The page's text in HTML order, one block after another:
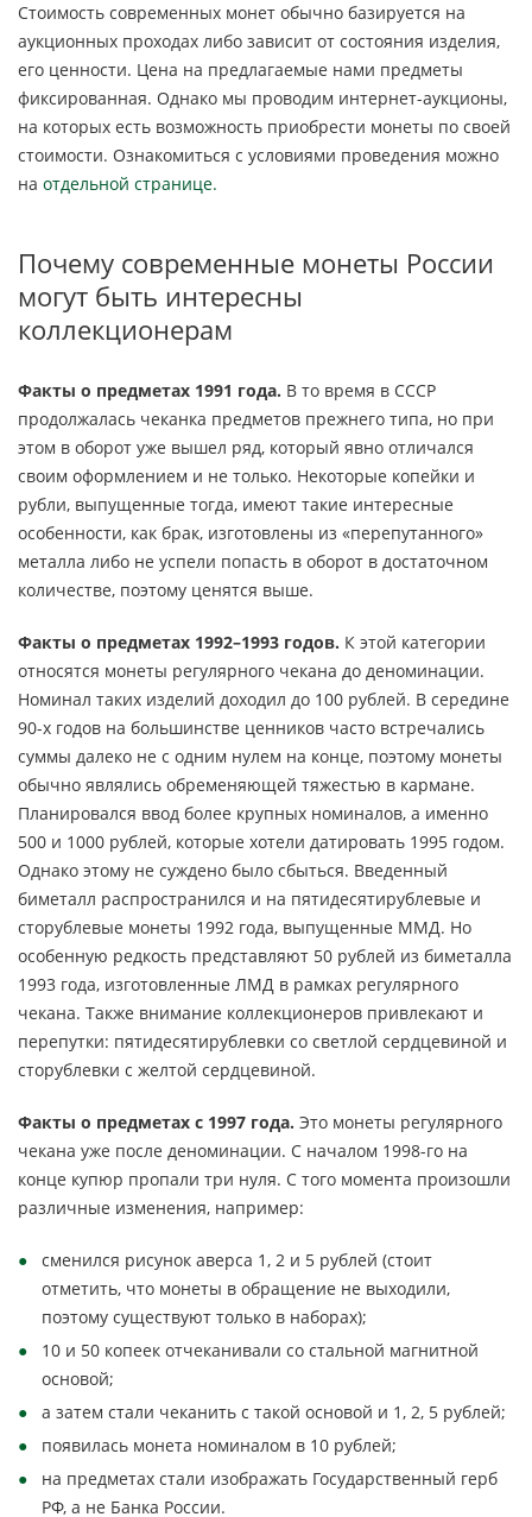
Стоимость современных монет обычно базируется на
аукционных проходах либо зависит от состояния изделия,
его ценности. Цена на предлагаемые нами предметы
фиксированная. Однако мы проводим интернет-аукционы,
на которых есть возможность приобрести монеты по своей
стоимости. Ознакомиться с условиями проведения можно
на отдельной странице.
Почему современные монеты России
могут быть интересны
коллекционерам
Факты о предметах 1991 года. В то время в СССР
продолжалась чеканка предметов прежнего типа, но при
этом в оборот уже вышел ряд, который явно отличался
своим оформлением и не только. Некоторые копейки и
рубли, выпущенные тогда, имеют такие интересные
особенности, как брак, изготовлены из «перепутанного»
металла либо не успели попасть в оборот в достаточном
количестве, поэтому ценятся выше.
Факты о предметах 1992–1993 годов. К этой категории
относятся монеты регулярного чекана до деноминации.
Номинал таких изделий доходил до 100 рублей. В середине
90-х годов на большинстве ценников часто встречались
суммы далеко не с одним нулем на конце, поэтому монеты
обычно являлись обременяющей тяжестью в кармане.
Планировался ввод более крупных номиналов, а именно
500 и 1000 рублей, которые хотели датировать 1995 годом.
Однако этому не суждено было сбыться. Введенный
биметалл распространился и на пятидесятирублевые и
сторублевые монеты 1992 года, выпущенные ММД. Но
особенную редкость представляют 50 рублей из биметалла
1993 года, изготовленные ЛМД в рамках регулярного
чекана. Также внимание коллекционеров привлекают и
перепутки: пятидесятирублевки со светлой сердцевиной и
сторублевки с желтой сердцевиной.
Факты о предметах с 1997 года. Это монеты регулярного
чекана уже после деноминации. С началом 1998-го на
конце купюр пропали три нуля. С того момента произошли
различные изменения, например:
сменился рисунок аверса 1, 2 и 5 рублей (стоит
отметить, что монеты в обращение не выходили,
поэтому существуют только в наборах);
10 и 50 копеек отчеканивали со стальной магнитной
основой;
а затем стали чеканить с такой основой и 1, 2, 5 рублей;
появилась монета номиналом в 10 рублей;
на предметах стали изображать Государственный герб
РФ, а не Банка России.